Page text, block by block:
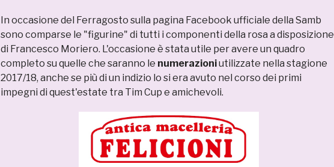
In occasione del Ferragosto sulla pagina Facebook ufficiale della Samb
sono comparse le "figurine" di tutti i componenti della rosa a disposizione
di Francesco Moriero. L'occasione è stata utile per avere un quadro
completo su quelle che saranno le numerazioniutilizzate nella stagione
2017/18, anche se più di un indizio lo si era avuto nel corso dei primi
impegni di quest'estate tra Tim Cup e amichevoli.